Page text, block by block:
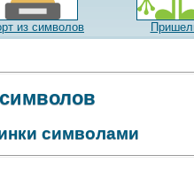
из символов
символами